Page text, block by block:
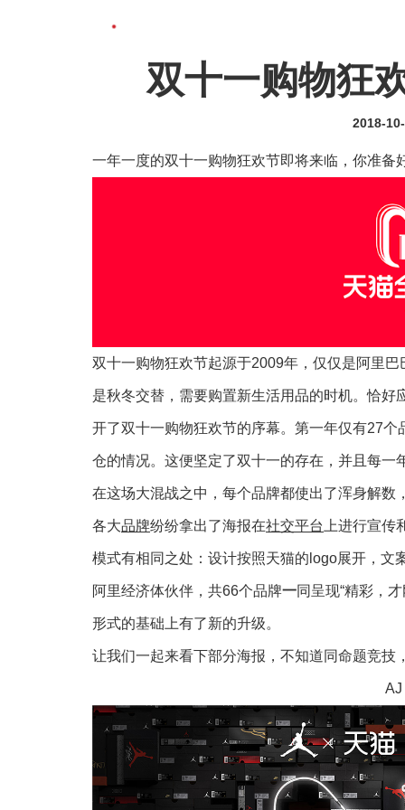
双十一购物狂
2018-
一年一度的双十一购物狂欢节即将来临，你准备
双十一购物狂欢节起源于2009年，仅仅是阿里巴
是秋冬交替，需要购置新生活用品的时机。恰好
开了双十一购物狂欢节的序幕。第一年仅有27
仓的情况。这便坚定了双十一的存在，并且每一
在这场大混战之中，每个品牌都使出了浑身解
各大品牌纷纷拿出了海报在社交平台 上进行宣
模式有相同之处：设计按照天猫的logo展开，
阿里经济体伙伴，共66个品牌一同呈现“精彩，
形式的基础上有了新的升级。
让我们一起来看下部分海报，不知道同命题竞技
AJ